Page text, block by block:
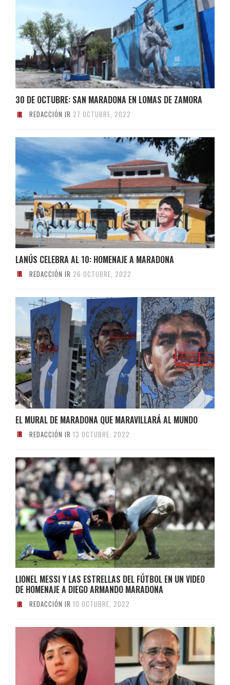
30 DE OCTUBRE: SAN MARADONA EN LOMAS DE ZAMORA
REDACCIÓN IR 27 OCTUBRE, 2022
LANÚS CELEBRA AL 10: HOMENAJE A MARADONA
REDACCIÓN IR 26 OCTUBRE, 2022
EL MURAL DE MARADONA QUE MARAVILLARÁ AL MUNDO
REDACCIÓN IR 13 OCTUBRE, 2022
LIONEL MESSI Y LAS ESTRELLAS DEL FÚTBOL EN UN VIDEO
DE HOMENAJE A DIEGO ARMANDO MARADONA
REDACCIÓN IR 10 OCTUBRE, 2022